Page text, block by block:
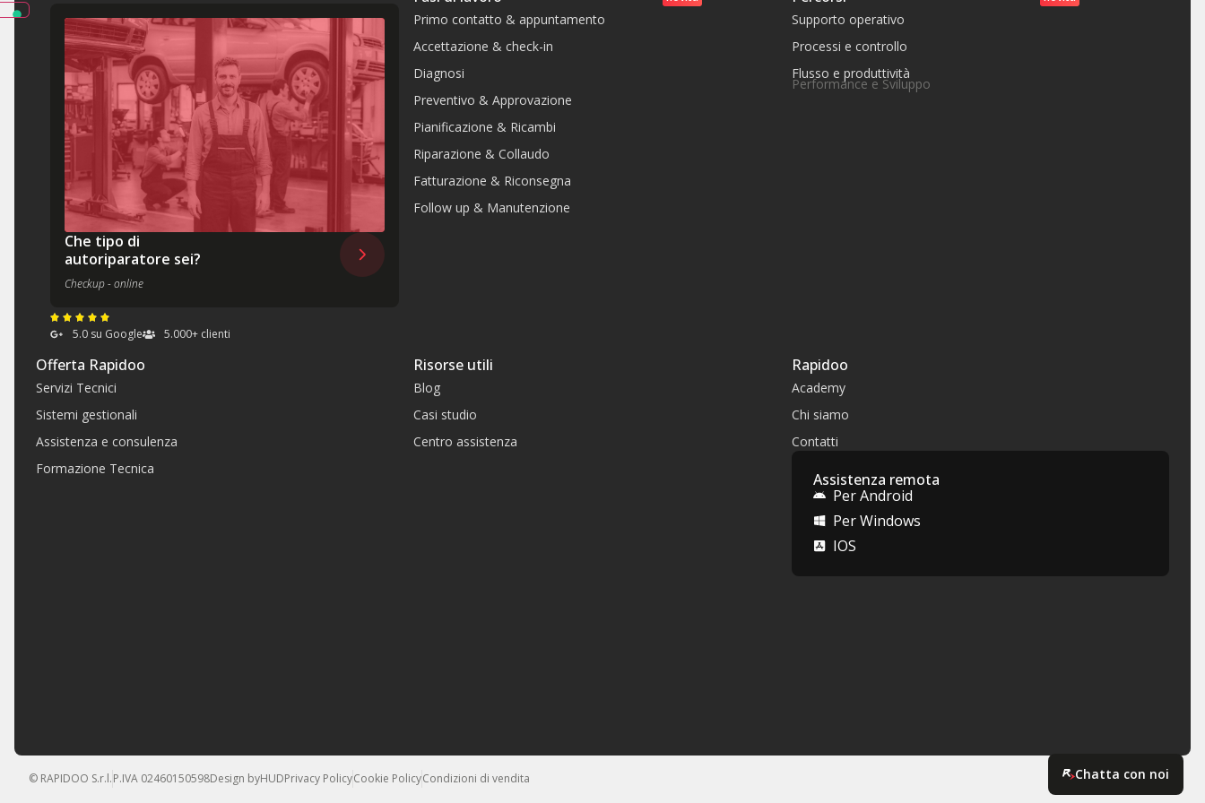
Chatta con noi
Che tipo di
autoriparatore sei?
Checkup - online
5.0 su Google 5.000+ clienti
Primo contatto & appuntamento
Accettazione & check-in
Diagnosi
Preventivo & Approvazione
Pianificazione & Ricambi
Riparazione & Collaudo
Fatturazione & Riconsegna
Follow up & Manutenzione
Supporto operativo
Processi e controllo
Flusso e produttività
Performance e Sviluppo
Offerta Rapidoo
Servizi Tecnici
Sistemi gestionali
Assistenza e consulenza
Formazione Tecnica
Risorse utili
Blog
Casi studio
Centro assistenza
Rapidoo
Academy
Chi siamo
Contatti
Assistenza remota
Per Android
Per Windows
IOS
© RAPIDOO S.r.l.P.IVA 02460150598Design byHUDPrivacy PolicyCookie PolicyCondizioni di vendita